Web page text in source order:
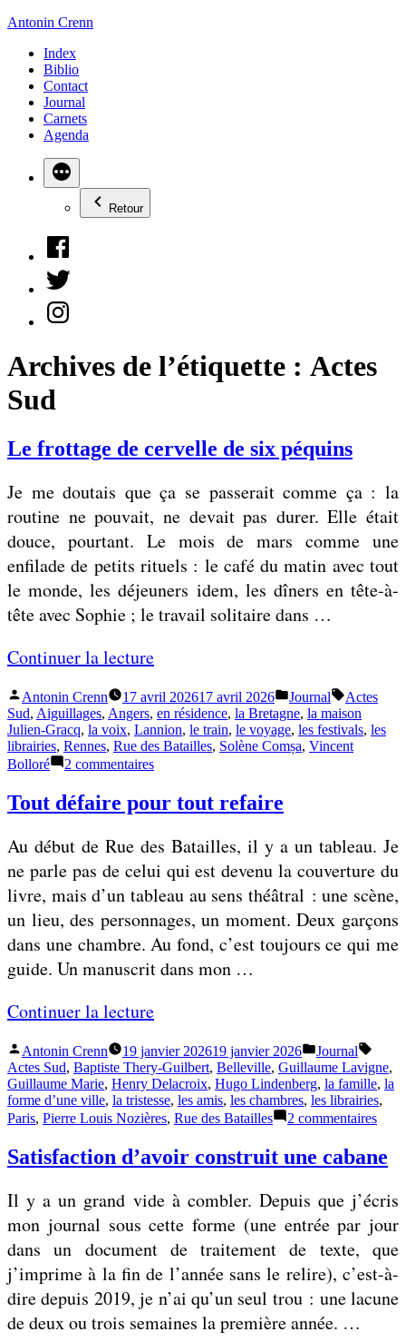
Aller
contenu
Antonin Crenn
Index
Biblio
Contact
Journal
Carnets
Agenda
Retour
Facebook
Twitter
Instagram
Archives de l’étiquette : Actes
Sud
Le frottage de cervelle de six péquins
Je me doutais que ça se passerait comme ça : la
routine ne pouvait, ne devait pas durer. Elle était
douce, pourtant. Le mois de mars comme une
enfilade de petits rituels : le café du matin avec tout
le monde, les déjeuners idem, les dîners en tête-à-
tête avec Sophie ; le travail solitaire dans …
Continuer la lecture«
L
e
f
r
o
t
a
g
e
d
e
e
r
v
e
l
e
d
e
s
i
x
p
Publié
par
Antonin Crenn 17 avril 202617 avril 2026
Publié
dans
Journal Étiquettes
Actes
Sud, Aiguillages, Angers, en résidence, la Bretagne, la maison
Julien-Gracq, la voix, Lannion, le train, le voyage, les festivals, les
librairies, Rennes, Rue des Batailles, Solène Comșa, Vincent
Bolloré
2 commentairessur
frottage
de
de
péquins
Tout défaire pour tout refaire
Au début de Rue des Batailles, il y a un tableau. Je
ne parle pas de celui qui est devenu la couverture du
livre, mais d’un tableau au sens théâtral : une scène,
un lieu, des personnages, un moment. Deux garçons
dans une chambre. Au fond, c’est toujours ce qui me
guide. Un manuscrit dans mon …
Continuer la lecture«
T
o
u
t
d
f
a
i
r
e
p
Publié
par
Antonin Crenn 19 janvier 202619 janvier 2026
Publié
dans
Journal
Actes Sud, Baptiste Thery-Guilbert, Belleville, Guillaume Lavigne,
Guillaume Marie, Henry Delacroix, Hugo Lindenberg, la famille, la
forme d’une ville, la tristesse, les amis, les chambres, les librairies,
Paris, Pierre Louis Nozières, Rue des Batailles 2 commentairessur
pour
Satisfaction d’avoir construit une cabane
Il y a un grand vide à combler. Depuis que j’écris
mon journal sous cette forme (une entrée par jour
dans un document de traitement de texte, que
j’imprime à la fin de l’année sans le relire), c’est-à-
dire depuis 2019, je n’ai qu’un seul trou : une lacune
de deux ou trois semaines la première année. …